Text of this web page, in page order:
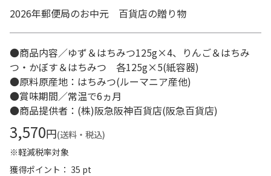
2026年郵便局のお中元 百貨店の贈り物
●商品内容／ゆず＆はちみつ125g×4、りんご＆はちみ
つ・かぼす＆はちみつ 各125g×5(紙容器)
●原料原産地：はちみつ(ルーマニア産他)
●賞味期間／常温で6ヵ月
●商品提供者：(株)阪急阪神百貨店(阪急百貨店)
3,570円(送料・税込)
※軽減税率対象
獲得ポイント： 35 pt